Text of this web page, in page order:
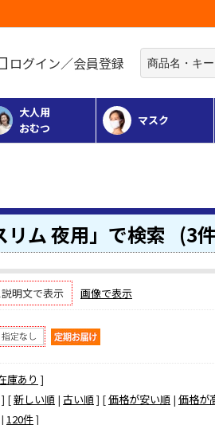
ログイン／会員登録
大人用
おむつ
マスク
リム 夜用」で検索 (3
明文で表示 画像で表示
庫あり ]
] [新しい順 | 古い順] [価格が安い順 | 価格が
| 120件 ]